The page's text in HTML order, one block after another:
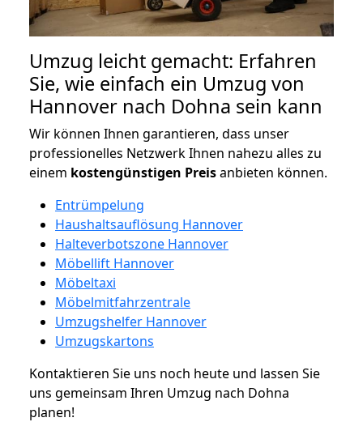
Umzug leicht gemacht: Erfahren
Sie, wie einfach ein Umzug von
Hannover nach Dohna sein kann
Wir können Ihnen garantieren, dass unser
professionelles Netzwerk Ihnen nahezu alles zu
einem kostengünstigen Preisanbieten können.
Entrümpelung
Haushaltsauflösung Hannover
Halteverbotszone Hannover
Möbellift Hannover
Möbeltaxi
Möbelmitfahrzentrale
Umzugshelfer Hannover
Umzugskartons
Kontaktieren Sie uns noch heute und lassen Sie
uns gemeinsam Ihren Umzug nach Dohna
planen!